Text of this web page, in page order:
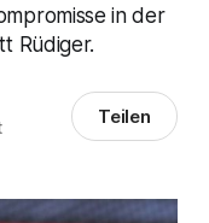
in der
Rüdiger.
Teilen